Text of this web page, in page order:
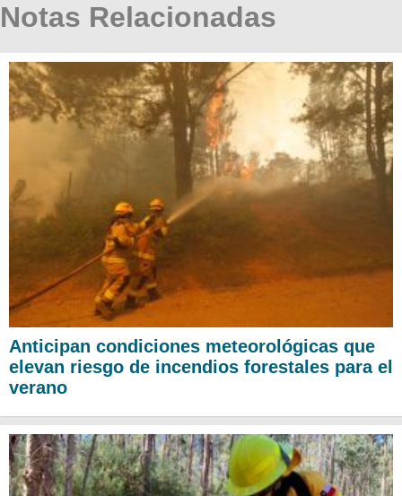
Notas Relacionadas
Anticipan condiciones meteorológicas que
elevan riesgo de incendios forestales para el
verano